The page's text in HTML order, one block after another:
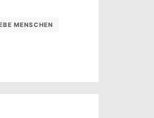
MENSCHEN